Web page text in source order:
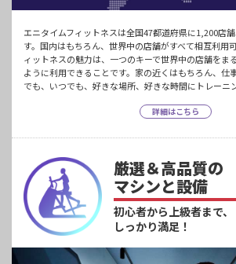
エニタイムフィットネスは全国47都道府県に1,200店
す。国内はもちろん、世界中の店舗がすべて相互利用
ィットネスの魅力は、一つのキーで世界中の店舗をま
ように利用できることです。家の近くはもちろん、仕
でも、いつでも、好きな場所、好きな時間にトレーニ
詳細はこちら
厳選＆高品質の
マシンと設備
初心者から上級者まで、
しっかり満足！